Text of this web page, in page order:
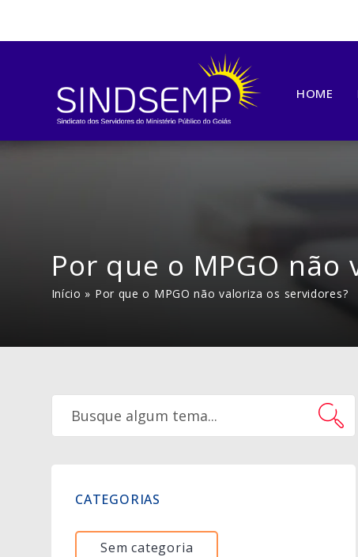
HOME
Por que o MPGO
Início » Por que o MPGO não valoriza os servidores?
CATEGORIAS
Sem categoria